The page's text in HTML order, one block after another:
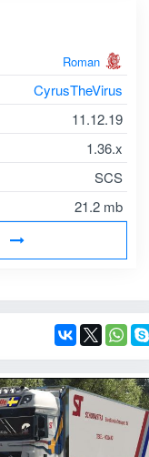
Roman
CyrusTheVirus
11.12.19
1.36.x
SCS
21.2 mb